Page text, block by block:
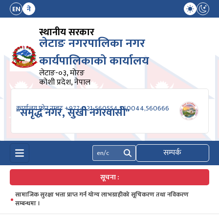
EN ने
स्थानीय सरकार
लेटाङ नगरपालिका नगर
कार्यपालिकाको कार्यालय
लेटाङ-०३, मोरङ
कोशी प्रदेश, नेपाल
कार्यालय फोन नम्बरः +977-021-560554,560044,560666
"समृद्ध नगर, सुखी नगरवासी"
खोज्नुहोस् सम्पर्क
सूचना :
सामाजिक सुरक्षा भत्ता प्राप्त गर्न योग्य लाभग्राहीको सूचिकरण तथा नविकरण
सम्बन्धमा ।